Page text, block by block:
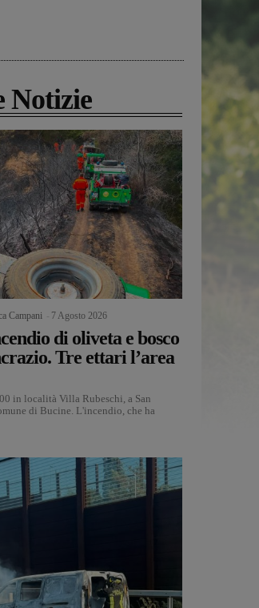
Notizie
Campani 7 Agosto 2026
di oliveta e bosco
Tre ettari l’area
in località Villa Rubeschi, a San
di Bucine. L'incendio, che ha